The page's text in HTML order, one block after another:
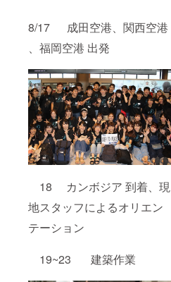
8/17 成田空港、関西空港
、福岡空港 出発
18 カンボジア 到着、現
地スタッフによるオリエン
テーション
19~23 建築作業